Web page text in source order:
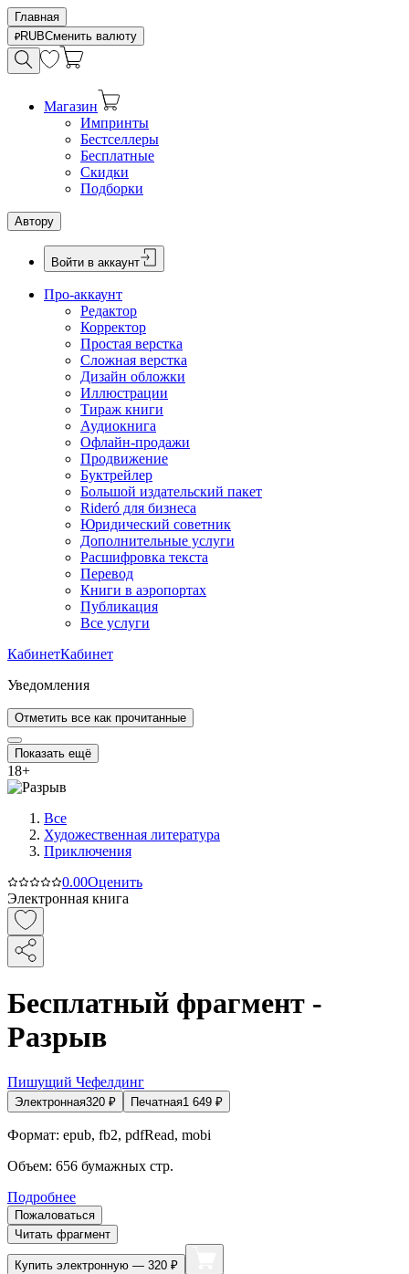
Главная
RUBСменить валюту
Магазин
Импринты
Бестселлеры
Бесплатные
Скидки
Подборки
Автору
Войти в аккаунт
Про-аккаунт
Редактор
Корректор
Простая верстка
Сложная верстка
Дизайн обложки
Иллюстрации
Тираж книги
Аудиокнига
Офлайн-продажи
Продвижение
Буктрейлер
Большой издательский пакет
Rideró для бизнеса
Юридический советник
Дополнительные услуги
Расшифровка текста
Перевод
Книги в аэропортах
Публикация
Все услуги
КабинетКабинет
Уведомления
Отметить все как прочитанные
Показать ещё
18+
Все
Художественная литература
Приключения
0.00Оценить
Электронная книга
Бесплатный фрагмент -
Разрыв
Пишущий Чефелдинг
Электронная320 ₽ Печатная1 649 ₽
Формат: epub, fb2, pdfRead, mobi
Объем: 656 бумажных стр.
Подробнее
Пожаловаться
Читать фрагмент
Купить электронную — 320 ₽